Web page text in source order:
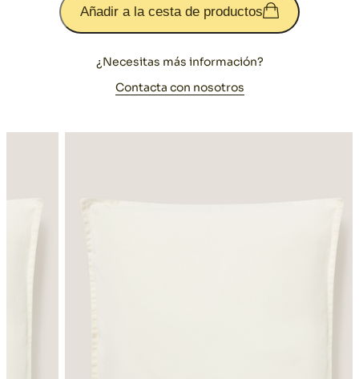
Añadir a la cesta de productos
¿Necesitas más información?
Contacta con nosotros